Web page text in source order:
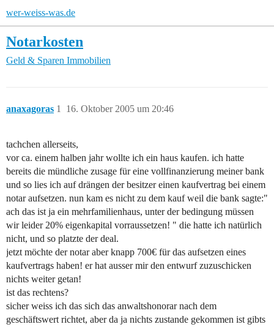
wer-weiss-was.de
Notarkosten
Geld & Sparen Immobilien
anaxagoras 16. Oktober 2005 um 20:46
1
tachchen allerseits,
vor ca. einem halben jahr wollte ich ein haus kaufen. ich hatte
bereits die mündliche zusage für eine vollfinanzierung meiner bank
und so lies ich auf drängen der besitzer einen kaufvertrag bei einem
notar aufsetzen. nun kam es nicht zu dem kauf weil die bank sagte:"
ach das ist ja ein mehrfamilienhaus, unter der bedingung müssen
wir leider 20% eigenkapital vorraussetzen! " die hatte ich natürlich
nicht, und so platzte der deal.
jetzt möchte der notar aber knapp 700€ für das aufsetzen eines
kaufvertrags haben! er hat ausser mir den entwurf zuzuschicken
nichts weiter getan!
ist das rechtens?
sicher weiss ich das sich das anwaltshonorar nach dem
geschäftswert richtet, aber da ja nichts zustande gekommen ist gibts